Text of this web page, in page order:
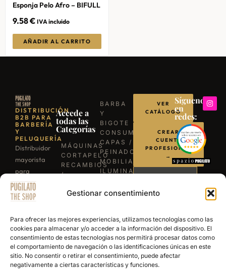
Gestionar consentimiento
Para ofrecer las mejores experiencias, utilizamos tecnologías como las
cookies para almacenar y/o acceder a la información del dispositivo. El
consentimiento de estas tecnologías nos permitirá procesar datos como
el comportamiento de navegación o las identificaciones únicas en este
sitio. No consentir o retirar el consentimiento, puede afectar
negativamente a ciertas características y funciones.
Esponja Pelo Afro – BIFULL
9.58€ IVA incluido
AÑADIR AL CARRITO
DISTRIBUCIÓN
B2B PARA
BARBERÍA
Y
PELUQUERÍA
Distribuidor
mayorista
para
profesionales
de la
peluquería.
Más de 15
años
abasteciendo
a los
Accede a
todas las
Categorías
MÁQUINAS
CORTAPELO
RECAMBIOS
/
TIJERAS
BARBERÍA
SECADORES
PRODUCTOS
DE
ACABADO
BARBA
Y
BIGOTE
CONSUMIBLES
CAPAS /
PEINADORES
MOBILIARIO
ILUMINACIÓN
B-03
VER
CATÁLOGO
CREAR
CUENTA
PROFESIONAL
→
ESCRÍBENOS
Síguenos
en
redes: